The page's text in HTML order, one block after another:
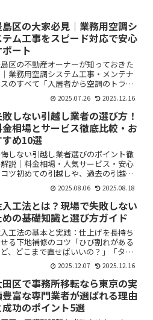
島区の大家必見｜業務用空調シ
テム工事をスピード対応で安心
ポート
区の不動産オーナーが知っておきた
業務用空調システム工事・メンテナ
のすべて「入居者から空調のトラブ
を相談された」「商業施設やオフィス
空調設備が急に止まってしまった」
理や交換、点検をどう手配したらい
か分からない」——そん...
2025.07.26 2025.12.16
しない引越し業者の選び方！
金相場とサービス徹底比較・お
すめ10選
しない引越し業者選びのポイント徹
説｜料金相場・人気サービス・安心
ツ初めての引越しや、過去の引越し
「費用が高かった」「サービスに不満
残った」といった経験はありません
引越し業者選びは人生の大きなイベ
。業者やサービス内容、...
2025.08.06 2025.08.18
入工法とは？現場で失敗しない
めの基礎知識と選び方ガイド
工法の基本と実践：仕上げを長持ち
る下地補修のコツ「ひび割れがある
、どこまで直せばいいの？」「タイ
の浮きって“注入”で本当に直るの？」
はじめて建設内装の用語に触れる
注入工法は特にイメージしにくい言
もしれません。本記事...
2025.12.07 2025.12.16
田区で事務所移転なら東京の実
豊富な専門業者が選ばれる理由
成功のポイント5選